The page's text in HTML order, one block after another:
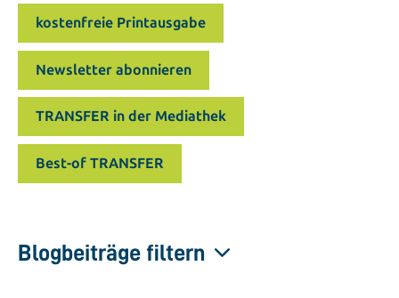
kostenfreie Printausgabe
Newsletter abonnieren
TRANSFER in der Mediathek
Best-of TRANSFER
Blogbeiträge filtern